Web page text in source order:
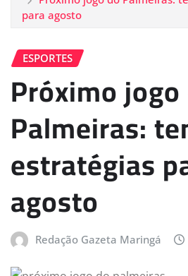
para agosto
ESPORTES
Próximo
Palmeiras:
estratégias
agosto
Redação Gazeta Maringá